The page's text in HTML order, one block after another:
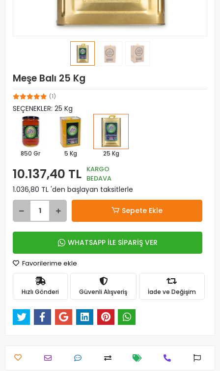
Meşe Balı 25 Kg
(1)
SEÇENEKLER: 25 Kg
850 Gr 5 Kg 25 Kg
10.137,40 TL KARGO
BEDAVA
1.036,80 TL 'den başlayan taksitlerle
Sepete Ekle
WHATSAPP İLE SİPARİŞ VER
Favorilerime ekle
Hızlı Gönderi Güvenli Alışveriş İade ve Değişim